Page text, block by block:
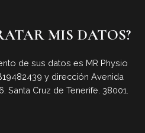
MIS DATOS?
de sus datos es MR Physio
y dirección Avenida
Santa Cruz de Tenerife. 38001.